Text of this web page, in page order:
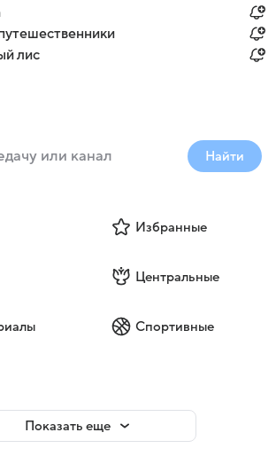
лис
Найти
Избранные
Центральные
Спортивные
Показать еще